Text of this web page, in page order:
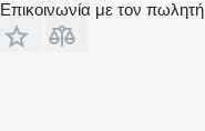
Επικοινωνία με τον πωλητή